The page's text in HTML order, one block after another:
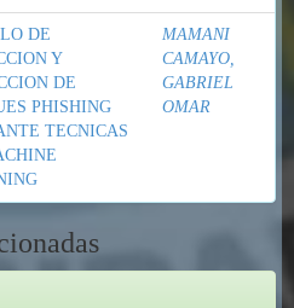
DE
Y
DE
PHISHING
TECNICAS
MAMANI
CAMAYO,
GABRIEL
OMAR